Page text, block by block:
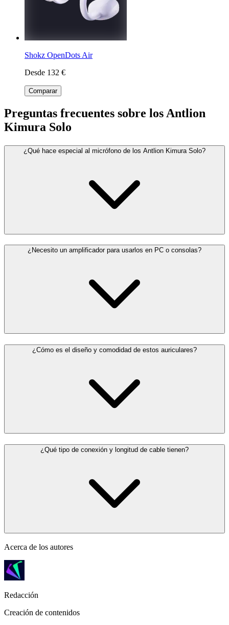
Shokz OpenDots Air
Desde 132 €
Comparar
Preguntas frecuentes sobre los Antlion
Kimura Solo
¿Qué hace especial al micrófono de los Antlion Kimura Solo?
¿Necesito un amplificador para usarlos en PC o consolas?
¿Cómo es el diseño y comodidad de estos auriculares?
¿Qué tipo de conexión y longitud de cable tienen?
Acerca de los autores
Redacción
Creación de contenidos